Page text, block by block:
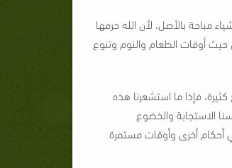
مباحة بالأصل، لأن الله حرمها
حيث أوقات الطعام والنوم وتنوع
فإذا ما استشعرنا هذه
الاستجابة والخضوع
أحكام أخرى وأوقات مستمرة